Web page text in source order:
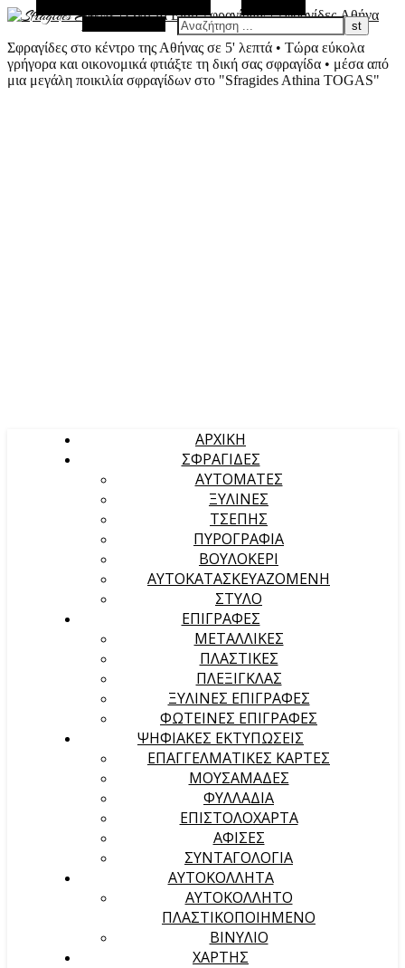
Σφραγίδες στο κέντρο της Αθήνας σε 5' λεπτά • Τώρα εύκολα
γρήγορα και οικονομικά φτιάξτε τη δική σας σφραγίδα • μέσα από
μια μεγάλη ποικιλία σφραγίδων στο "Sfragides Athina TOGAS"
Τυχαίο Άρθρο
Αναζήτηση
ΑΡΧΙΚΉ
ΣΦΡΑΓΙΔΕΣ
ΑΥΤΟΜΑΤΕΣ
ΞΥΛΙΝΕΣ
ΤΣΕΠΗΣ
ΠΥΡΟΓΡΑΦΙΑ
ΒΟΥΛΟΚΕΡΙ
ΑΥΤΟΚΑΤΑΣΚΕΥΑΖΟΜΕΝΗ
ΣΤΥΛΟ
ΕΠΙΓΡΑΦΕΣ
ΜΕΤΑΛΛΙΚΕΣ
ΠΛΑΣΤΙΚΕΣ
ΠΛΕΞΙΓΚΛΑΣ
ΞΥΛΙΝΕΣ ΕΠΙΓΡΑΦΕΣ
ΦΩΤΕΙΝΕΣ ΕΠΙΓΡΑΦΕΣ
ΨΗΦΙΑΚΕΣ ΕΚΤΥΠΩΣΕΙΣ
ΕΠΑΓΓΕΛΜΑΤΙΚΕΣ ΚΑΡΤΕΣ
ΜΟΥΣΑΜΑΔΕΣ
ΦΥΛΛΑΔΙΑ
ΕΠΙΣΤΟΛΟΧΑΡΤΑ
ΑΦΙΣΕΣ
ΣΥΝΤΑΓΟΛΟΓΙΑ
ΑΥΤΟΚΟΛΛΗΤΑ
ΑΥΤΟΚΟΛΛΗΤΟ
ΠΛΑΣΤΙΚΟΠΟΙΗΜΕΝΟ
ΒΙΝΥΛΙΟ
ΧΑΡΤΗΣ